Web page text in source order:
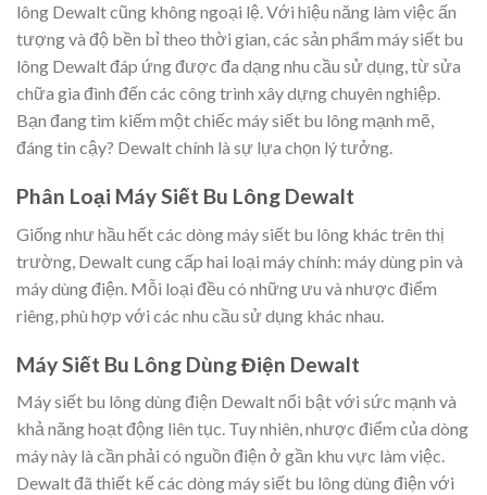
lông Dewalt cũng không ngoại lệ. Với hiệu năng làm việc ấn
tượng và độ bền bỉ theo thời gian, các sản phẩm máy siết bu
lông Dewalt đáp ứng được đa dạng nhu cầu sử dụng, từ sửa
chữa gia đình đến các công trình xây dựng chuyên nghiệp.
Bạn đang tìm kiếm một chiếc máy siết bu lông mạnh mẽ,
đáng tin cậy? Dewalt chính là sự lựa chọn lý tưởng.
Phân Loại Máy Siết Bu Lông Dewalt
Giống như hầu hết các dòng máy siết bu lông khác trên thị
trường, Dewalt cung cấp hai loại máy chính: máy dùng pin và
máy dùng điện. Mỗi loại đều có những ưu và nhược điểm
riêng, phù hợp với các nhu cầu sử dụng khác nhau.
Máy Siết Bu Lông Dùng Điện Dewalt
Máy siết bu lông dùng điện Dewalt nổi bật với sức mạnh và
khả năng hoạt động liên tục. Tuy nhiên, nhược điểm của dòng
máy này là cần phải có nguồn điện ở gần khu vực làm việc.
Dewalt đã thiết kế các dòng máy siết bu lông dùng điện với